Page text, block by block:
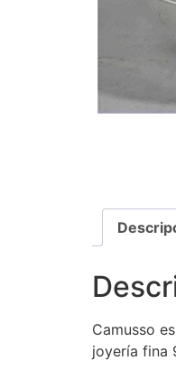
Camusso
joyería fina